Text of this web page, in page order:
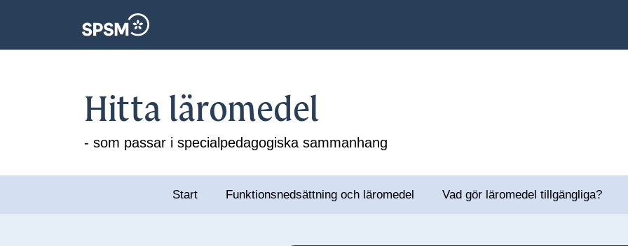
Hitta läromedel
- som passar i specialpedagogiska sammanhang
Start Funktionsnedsättning och läromedel Vad gör läromedel tillgängliga?